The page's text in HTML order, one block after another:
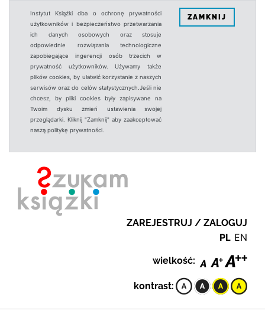
Instytut Książki dba o ochronę prywatności
użytkowników i bezpieczeństwo przetwarzania
ich danych osobowych oraz stosuje
odpowiednie rozwiązania technologiczne
zapobiegające ingerencji osób trzecich w
prywatność użytkowników. Używamy także
plików cookies, by ułatwić korzystanie z naszych
serwisów oraz do celów statystycznych.Jeśli nie
chcesz, by pliki cookies były zapisywane na
Twoim dysku zmień ustawienia swojej
przeglądarki. Kliknij "Zamknij" aby zaakceptować
naszą politykę prywatności.
ZAMKNIJ
ZAREJESTRUJ / ZALOGUJ
PL EN
wielkość:
kontrast: